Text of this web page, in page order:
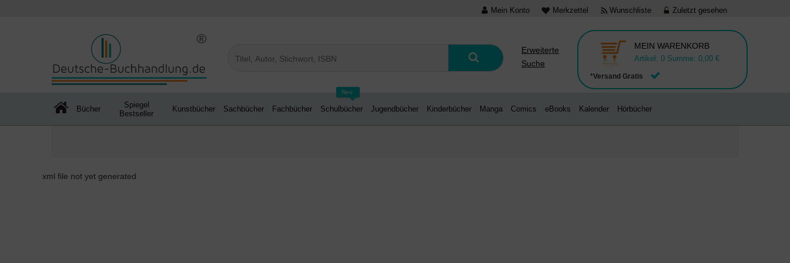
Mein Konto Merkzettel Wunschliste Zuletzt gesehen
Erweiterte
Suche
*Versand Gratis
MEIN WARENKORB
Artikel: 0 Summe: 0,00 €
Bücher
Spiegel
Bestseller
Kunstbücher Sachbücher Fachbücher
Neu
Schulbücher Jugendbücher Kinderbücher Manga Comics eBooks Kalender Hörbücher
xml file not yet generated